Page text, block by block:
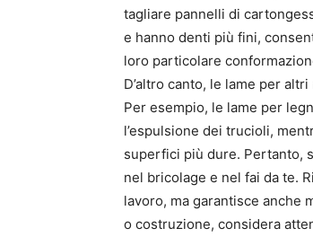
tagliare pannelli di
e hanno denti più fini,
loro particolare
D’altro canto, le lame per
Per esempio, le lame per
l’espulsione dei trucioli,
superfici più dure. Pertanto,
nel bricolage e nel fai da te.
lavoro, ma garantisce anche
o costruzione, considera